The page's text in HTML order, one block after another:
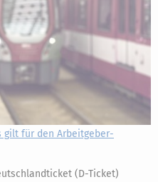
gilt für den Arbeitgeber-
(D-Ticket)